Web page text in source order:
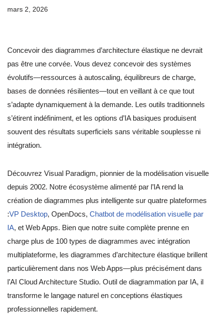
mars 2, 2026
Concevoir des diagrammes d’architecture élastique ne devrait
pas être une corvée. Vous devez concevoir des systèmes
évolutifs—ressources à autoscaling, équilibreurs de charge,
bases de données résilientes—tout en veillant à ce que tout
s’adapte dynamiquement à la demande. Les outils traditionnels
s’étirent indéfiniment, et les options d’IA basiques produisent
souvent des résultats superficiels sans véritable souplesse ni
intégration.
Découvrez Visual Paradigm, pionnier de la modélisation visuelle
depuis 2002. Notre écosystème alimenté par l’IA rend la
création de diagrammes plus intelligente sur quatre plateformes
:VP Desktop, OpenDocs, Chatbot de modélisation visuelle par
IA, et Web Apps. Bien que notre suite complète prenne en
charge plus de 100 types de diagrammes avec intégration
multiplateforme, les diagrammes d’architecture élastique brillent
particulièrement dans nos Web Apps—plus précisément dans
l’AI Cloud Architecture Studio. Outil de diagrammation par IA, il
transforme le langage naturel en conceptions élastiques
professionnelles rapidement.